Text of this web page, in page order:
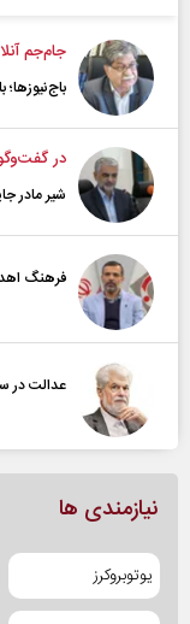
جام‌جم
در
شیر مادر
فرهنگ
عدالت در
نیازمندی ها
یوتوبروکرز